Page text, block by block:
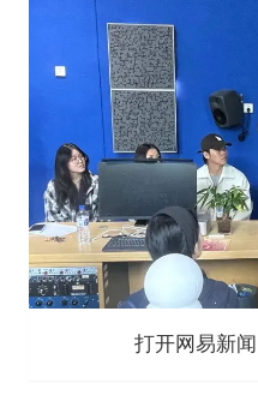
打开网易新